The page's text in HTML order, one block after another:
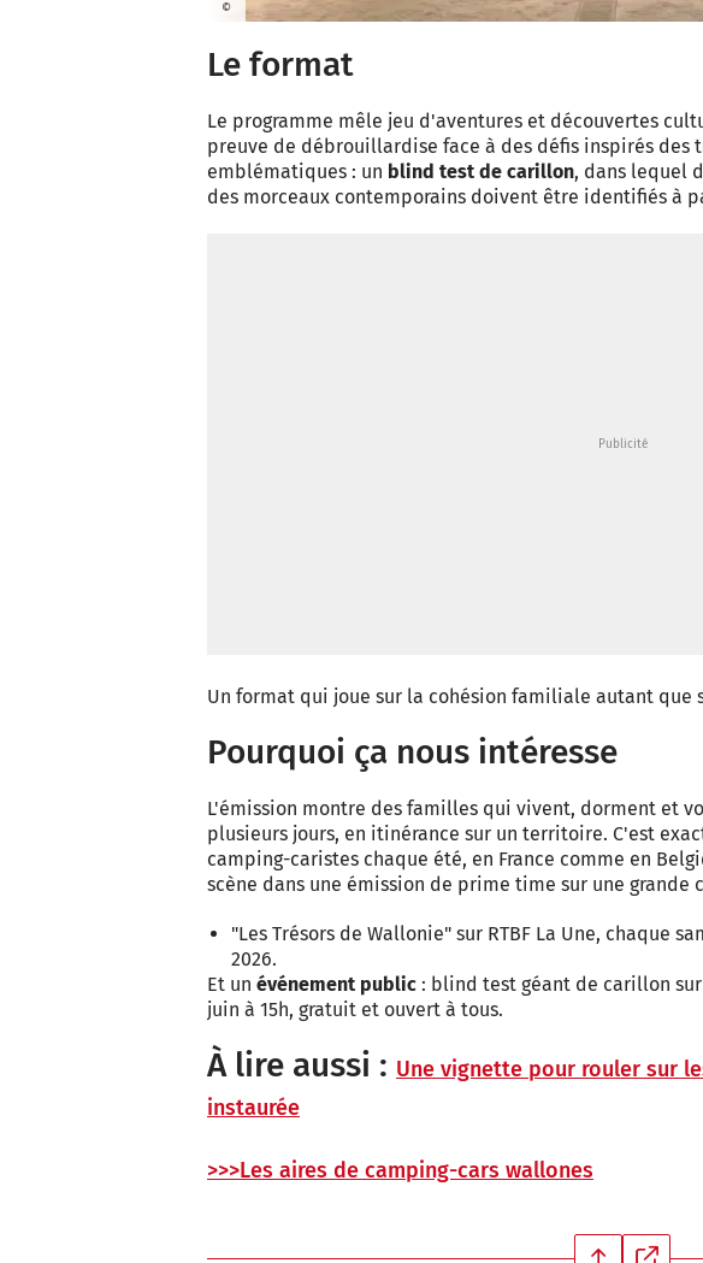
©
Le format
Le programme mêle jeu d'aventures et découvertes
preuve de débrouillardise face à des défis inspirés des
emblématiques : un blind test de carillon, dans lequel
des morceaux contemporains doivent être identifiés à
Un format qui joue sur la cohésion familiale autant que
Pourquoi ça nous intéresse
L'émission montre des familles qui vivent, dorment et
plusieurs jours, en itinérance sur un territoire. C'est
camping-caristes chaque été, en France comme en
scène dans une émission de prime time sur une
"Les Trésors de Wallonie" sur RTBF La Une, chaque
2026.
Et un événement public : blind test géant de carillon
juin à 15h, gratuit et ouvert à tous.
À lire aussi : Une vignette pour rouler sur
instaurée
>>>Les aires de camping-cars wallones